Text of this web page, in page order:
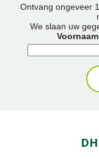
Ontvang ongeveer
We slaan uw
Voornaam